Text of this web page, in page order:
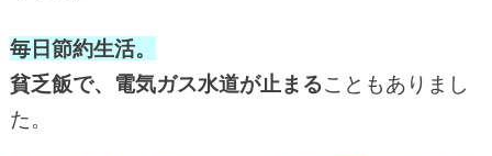
毎日節約生活。
貧乏飯で、電気ガス水道が止まることもありまし
た。